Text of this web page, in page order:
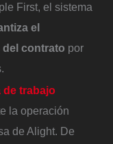
First, el sistema
el
contrato por
de trabajo
la operación
de Alight. De